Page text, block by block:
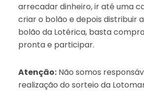
arrecadar dinheiro, ir até uma
criar o bolão e depois distribuir
bolão da Lotérica, basta
pronta e participar.
Atenção:Não somos
realização do sorteio da